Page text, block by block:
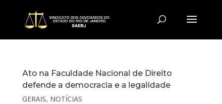
Ato na Faculdade Nacional de Direito
defende a democracia e a legalidade
GERAIS, NOTÍCIAS